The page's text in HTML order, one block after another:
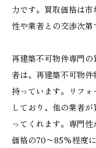
力です。買取価格は
性や業者との交渉次第
再建築不可物件専門
者は、再建築不可物
持っています。リフ
しており、他の業者
ってくれます。専門
価格の70〜85%程度